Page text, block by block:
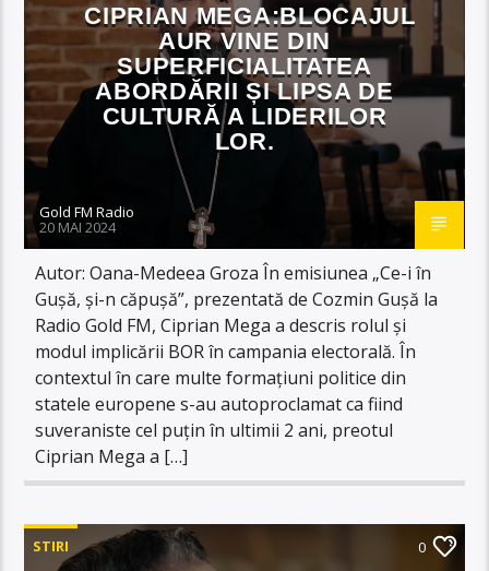
CIPRIAN MEGA:BLOCAJUL
AUR VINE DIN
SUPERFICIALITATEA
ABORDĂRII ȘI LIPSA DE
CULTURĂ A LIDERILOR
LOR.
Gold FM Radio
20 MAI 2024
Autor: Oana-Medeea Groza În emisiunea „Ce-i în
Gușă, și-n căpușă”, prezentată de Cozmin Gușă la
Radio Gold FM, Ciprian Mega a descris rolul și
modul implicării BOR în campania electorală. În
contextul în care multe formațiuni politice din
statele europene s-au autoproclamat ca fiind
suveraniste cel puțin în ultimii 2 ani, preotul
Ciprian Mega a […]
STIRI 0